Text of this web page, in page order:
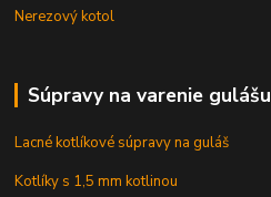
Nerezový kotol
Súpravy na varenie gulášu
Lacné kotlíkové súpravy na guláš
Kotlíky s 1,5 mm kotlinou